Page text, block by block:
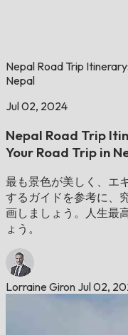
Nepal Road Trip
Nepal
Jul 02, 2024
Nepal Road Trip
Your Road Trip in
最も景色が美しく、エ
するガイドを参考に、
画しましょう。人生最
ょう。
Lorraine Giron Jul 02,